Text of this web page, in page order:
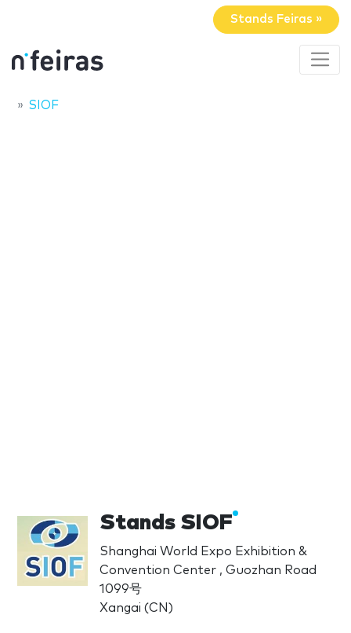
Stands Feiras »
SIOF
Stands SIOF
Shanghai World Expo Exhibition &
Convention Center , Guozhan Road
1099号
Xangai (CN)